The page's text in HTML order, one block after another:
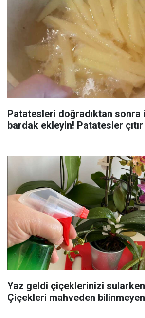
Patatesleri doğradıktan sonra
bardak ekleyin! Patatesler çıtır
Yaz geldi çiçeklerinizi
Çiçekleri mahveden